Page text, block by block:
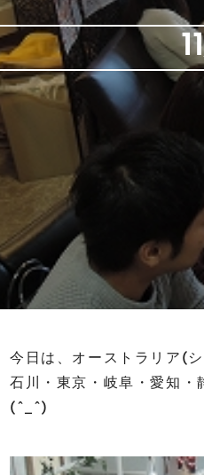
今日は、オーストラリア(
石川・東京・岐阜・愛知・
(^_^)